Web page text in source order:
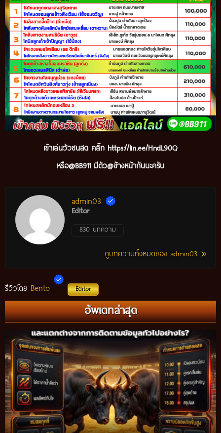
เข้าเล่นวัวชนสด คลิ๊ก https://lin.ee/HndL90Q
หรือ@BB911 มีตัว@ข้างหน้ากันนะครับ
admin03
Editor
830 บทความ
ดูบทความทั้งหมดของ admin03
รีวิวโดย Bento Editor
อัพเดทล่าสุด